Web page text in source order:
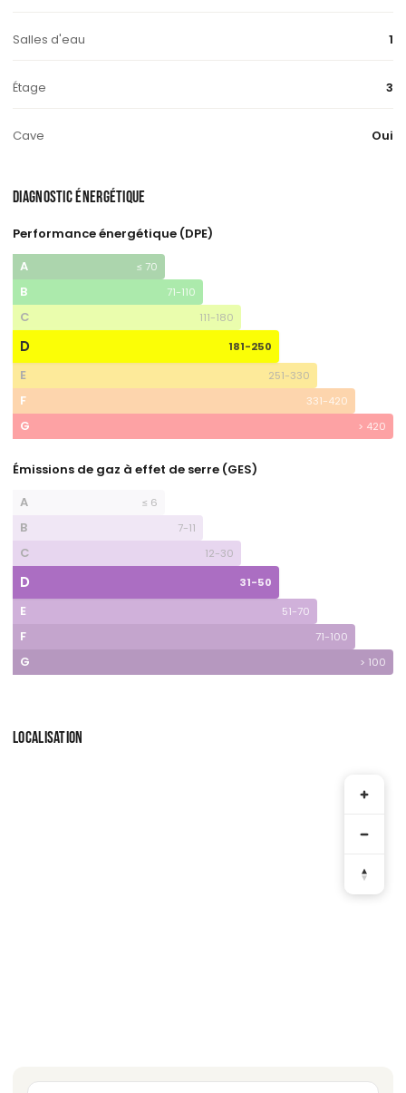
Salles d'eau 1
Étage 3
Cave Oui
DIAGNOSTIC ÉNERGÉTIQUE
Performance énergétique (DPE)
A
≤ 70
B 71-110
C 111-180
D 181-250
E 251-330
F 331-420
G > 420
Émissions de gaz à effet de serre (GES)
A
≤ 6
B 7-11
C 12-30
D 31-50
E 51-70
F 71-100
G > 100
LOCALISATION